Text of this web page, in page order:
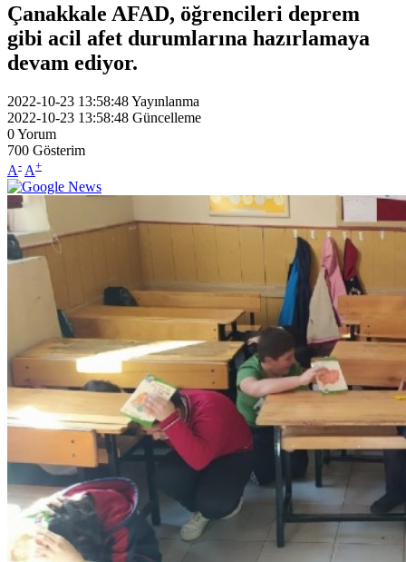
Çanakkale AFAD, öğrencileri deprem
gibi acil afet durumlarına hazırlamaya
devam ediyor.
2022-10-23 13:58:48Yayınlanma
2022-10-23 13:58:48 Güncelleme
0Yorum
700 Gösterim
A- A+